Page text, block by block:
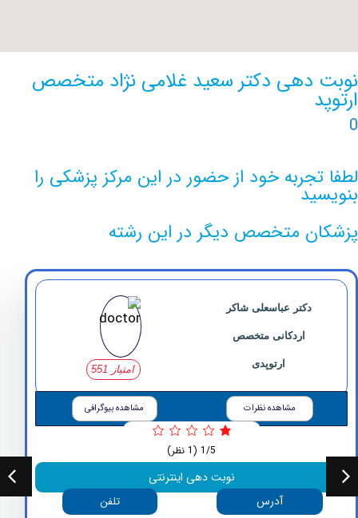
دکتر سعید غلامی نژاد متخصص
خود از حضور در این مرکز پزشکی را
متخصص دیگر در این رشته
دکتر عباسعلی شاکر
اردکانی متخصص
مشاهده نظرات مشاهده بیوگرافی
نوبت دهی اینترنتی
آدرس
تلفن